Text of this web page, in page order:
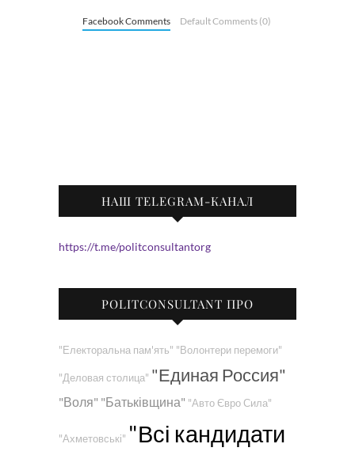
Facebook Comments Default Comments (0)
НАШ TELEGRAM-КАНАЛ
https://t.me/politconsultantorg
POLITCONSULTANT ПРО
"Електоральна пам'ять" "Волонтери перемоги"
"Деловая столица" "Единая Россия"
"Воля" "Батьківщина" "Авто Євро Сила"
"Ахметовські" "Всі кандидати